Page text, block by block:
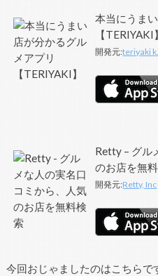
本当にうま
【TERIYAKI】
開発元:teriyaki
Retty – グル
のお店を無
開発元:Retty, Inc
今回おじゃましたのはこちらで